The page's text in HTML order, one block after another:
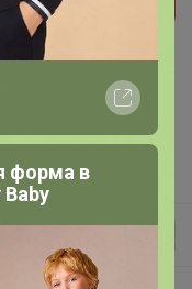
договором оферты
форма в
Вaby